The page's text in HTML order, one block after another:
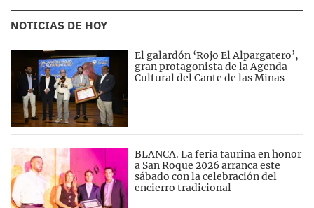
NOTICIAS DE HOY
El galardón ‘Rojo El Alpargatero’,
gran protagonista de la Agenda
Cultural del Cante de las Minas
BLANCA. La feria taurina en honor
a San Roque 2026 arranca este
sábado con la celebración del
encierro tradicional